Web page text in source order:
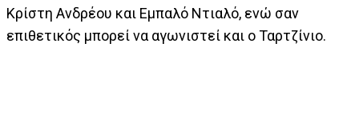
Κρίστη Ανδρέου και Εμπαλό Ντιαλό, ενώ σαν
επιθετικός μπορεί να αγωνιστεί και ο Ταρτζίνιο.